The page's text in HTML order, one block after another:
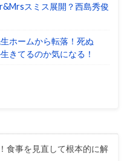
スミス展開？西島秀俊
ホームから転落！死ぬ
きてるのか気になる！
食事を見直して根本的に解